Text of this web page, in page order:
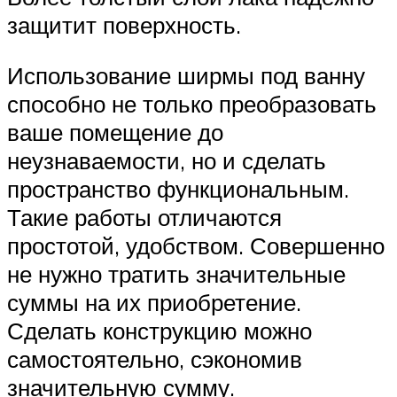
защитит поверхность.
Использование ширмы под ванну
способно не только преобразовать
ваше помещение до
неузнаваемости, но и сделать
пространство функциональным.
Такие работы отличаются
простотой, удобством. Совершенно
не нужно тратить значительные
суммы на их приобретение.
Сделать конструкцию можно
самостоятельно, сэкономив
значительную сумму.